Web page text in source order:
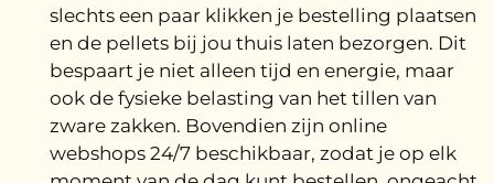
slechts een paar klikken je bestelling plaatsen
en de pellets bij jou thuis laten bezorgen. Dit
bespaart je niet alleen tijd en energie, maar
ook de fysieke belasting van het tillen van
zware zakken. Bovendien zijn online
webshops 24/7 beschikbaar, zodat je op elk